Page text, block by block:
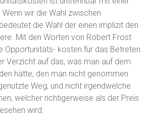
wir die Wahl zwischen
die Wahl der einen implizit den
Mit den Worten von Robert Frost
Opportunitäts- kosten für das Betreten
Verzicht auf das, was man auf dem
hätte, den man nicht genommen
Weg, und nicht irgendwelche
welcher richtigerweise als der Preis
wird.